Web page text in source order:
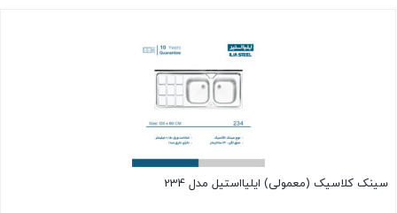
سینک کلاسیک (معمولی) ایلیااستیل مدل 234